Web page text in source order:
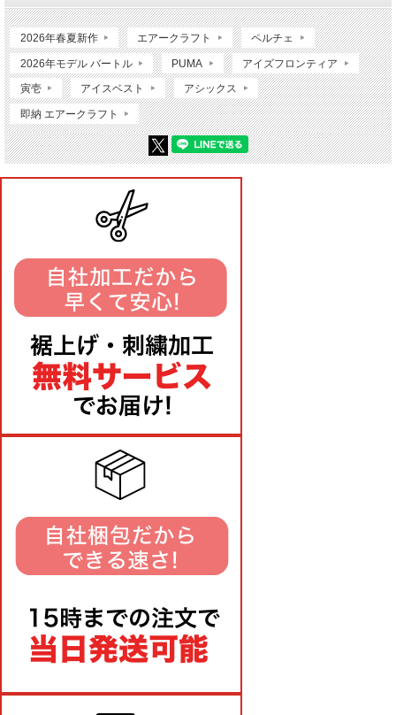
2026年春夏新作 エアークラフト ペルチェ
2026年モデル バートル PUMA アイズフロンティア
寅壱 アイスベスト アシックス
即納 エアークラフト